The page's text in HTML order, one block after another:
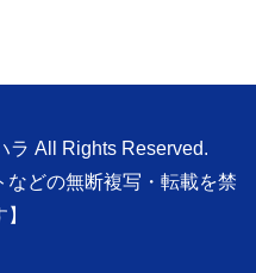
ラ All Rights Reserved.
などの無断複写・転載を禁